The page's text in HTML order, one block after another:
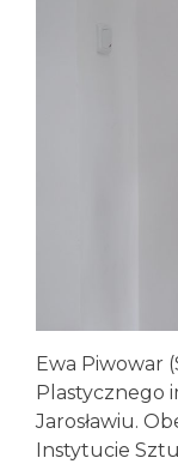
Ewa Piwowar
Plastycznego
Jarosławiu.
Instytucie